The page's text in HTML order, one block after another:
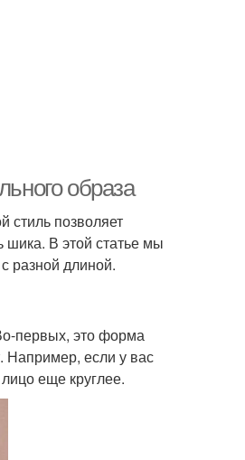
образа
стиль позволяет
шика. В этой статье мы
разной длиной.
первых, это форма
Например, если у вас
еще круглее.